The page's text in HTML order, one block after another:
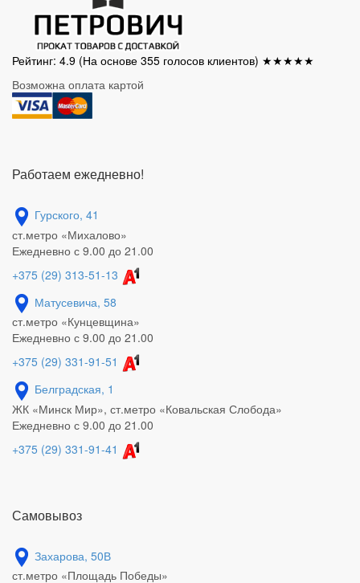
Рейтинг: 4.9 (На основе 355 голосов клиентов) ★★★★★
Возможна оплата картой
Работаем ежедневно!
Гурского, 41
ст.метро «Михалово»
Ежедневно с 9.00 до 21.00
+375 (29) 313-51-13
Матусевича, 58
ст.метро «Кунцевщина»
Ежедневно с 9.00 до 21.00
+375 (29) 331-91-51
Белградская, 1
ЖК «Минск Мир», ст.метро «Ковальская Слобода»
Ежедневно с 9.00 до 21.00
+375 (29) 331-91-41
Самовывоз
Захарова, 50В
ст.метро «Площадь Победы»